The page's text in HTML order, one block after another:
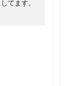
てます。